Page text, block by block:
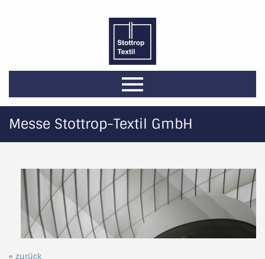
Messe Stottrop-Textil GmbH
« zurück